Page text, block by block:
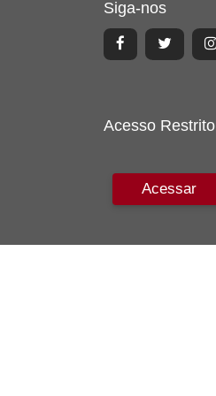
Siga-nos
Acesso Restrito
Acessar